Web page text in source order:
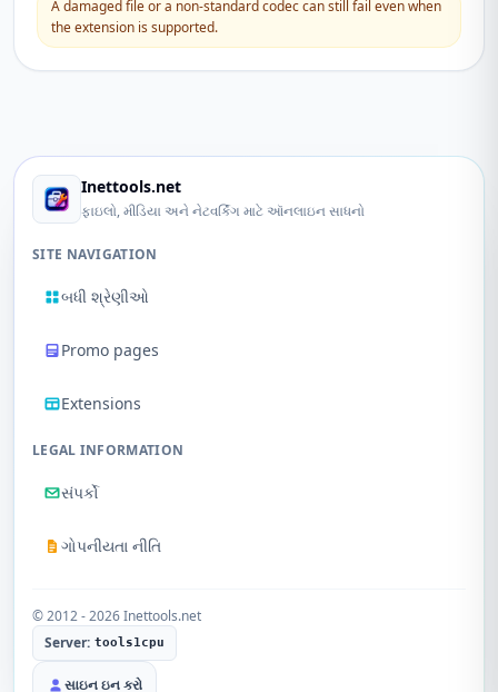
A damaged file or a non-standard codec can still fail even when
the extension is supported.
Inettools.net
ફાઇલો, મીડિયા અને નેટવર્કિંગ માટે ઑનલાઇન સાધનો
SITE NAVIGATION
બધી શ્રેણીઓ
Promo pages
Extensions
LEGAL INFORMATION
સંપર્કો
ગોપનીયતા નીતિ
© 2012 - 2026 Inettools.net
Server: tools1cpu
સાઇન ઇન કરો